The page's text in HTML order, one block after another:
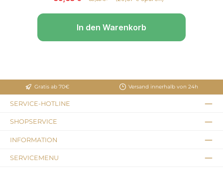
In den Warenkorb
Gratis ab 70€ Versand innerhalb von 24h
SERVICE-HOTLINE
SHOPSERVICE
INFORMATION
SERVICEMENU